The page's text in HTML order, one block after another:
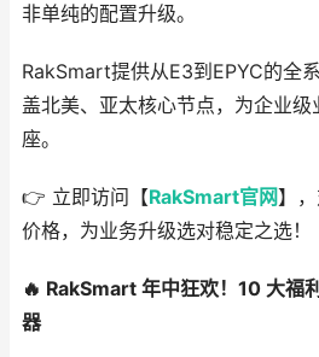
非单纯的配置升级。
RakSmart提供从E3到EPYC的全
盖北美、亚太核心节点，为企业
座。
👉 立即访问【RakSmart官网】
价格，为业务升级选对稳定之选！
🔥 RakSmart 年中狂欢！10 大福
器